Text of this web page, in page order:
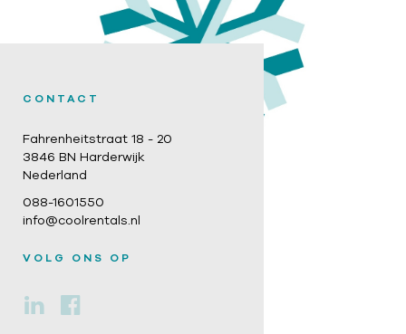
CONTACT
Fahrenheitstraat 18 - 20
3846 BN Harderwijk
Nederland
088-1601550
info@coolrentals.nl
VOLG ONS OP